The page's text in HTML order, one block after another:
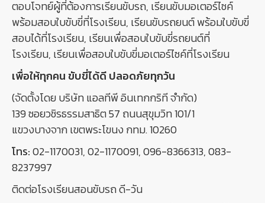
ตอบโจทย์ผู้ที่ต้องการเรียนขับรถ, เรียนขับมอเตอร์ไซค์
พร้อมสอบใบขับขี่ที่โรงเรียน, เรียนขับรถยนต์ พร้อมใบขับขี่
สอบได้ที่โรงเรียน, เรียนเพื่อสอบใบขับขี่รถยนต์ที่
โรงเรียน, เรียนเพื่อสอบใบขับขี่มอเตอร์ไซค์ที่โรงเรียน
เพื่อให้ทุกคน ขับขี่ได้ดี ปลอดภัยทุกวัน
(จัดตั้งโดย บริษัท แอลทีพี อินเทกกริที จำกัด)
139 ซอยวชิรธรรมสาธิต 57 ถนนสุขุมวิท 101/1
แขวงบางจาก เขตพระโขนง กทม. 10260
โทร:02-1170031,02-1170091,096-8366313,083-
8237997
ติดต่อโรงเรียนสอนขับรถ ดี-วัน